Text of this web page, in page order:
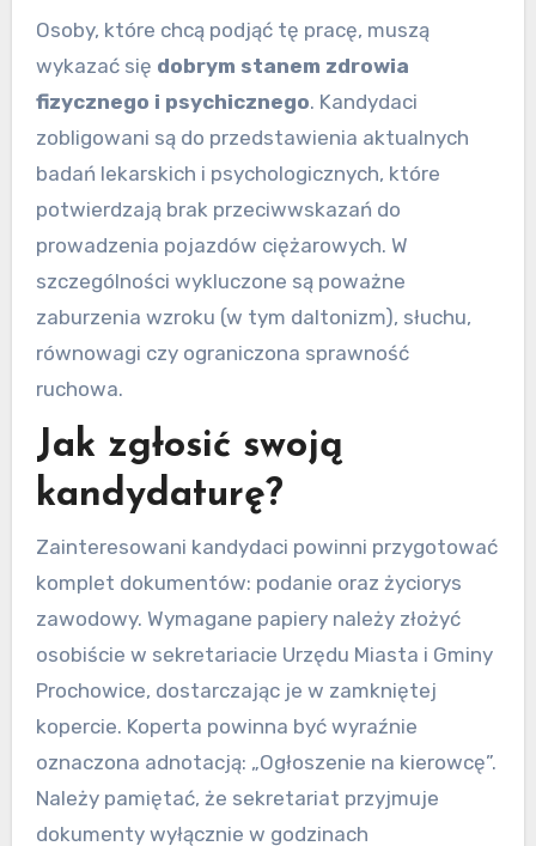
Osoby, które chcą podjąć tę pracę, muszą
wykazać się dobrym stanem zdrowia
fizycznego i psychicznego. Kandydaci
zobligowani są do przedstawienia aktualnych
badań lekarskich i psychologicznych, które
potwierdzają brak przeciwwskazań do
prowadzenia pojazdów ciężarowych. W
szczególności wykluczone są poważne
zaburzenia wzroku (w tym daltonizm), słuchu,
równowagi czy ograniczona sprawność
ruchowa.
Jak zgłosić swoją
kandydaturę?
Zainteresowani kandydaci powinni przygotować
komplet dokumentów: podanie oraz życiorys
zawodowy. Wymagane papiery należy złożyć
osobiście w sekretariacie Urzędu Miasta i Gminy
Prochowice, dostarczając je w zamkniętej
kopercie. Koperta powinna być wyraźnie
oznaczona adnotacją: „Ogłoszenie na kierowcę”.
Należy pamiętać, że sekretariat przyjmuje
dokumenty wyłącznie w godzinach